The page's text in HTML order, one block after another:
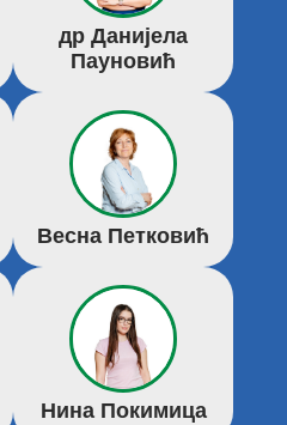
др Данијела
Пауновић
Весна Петковић
Нина Покимица